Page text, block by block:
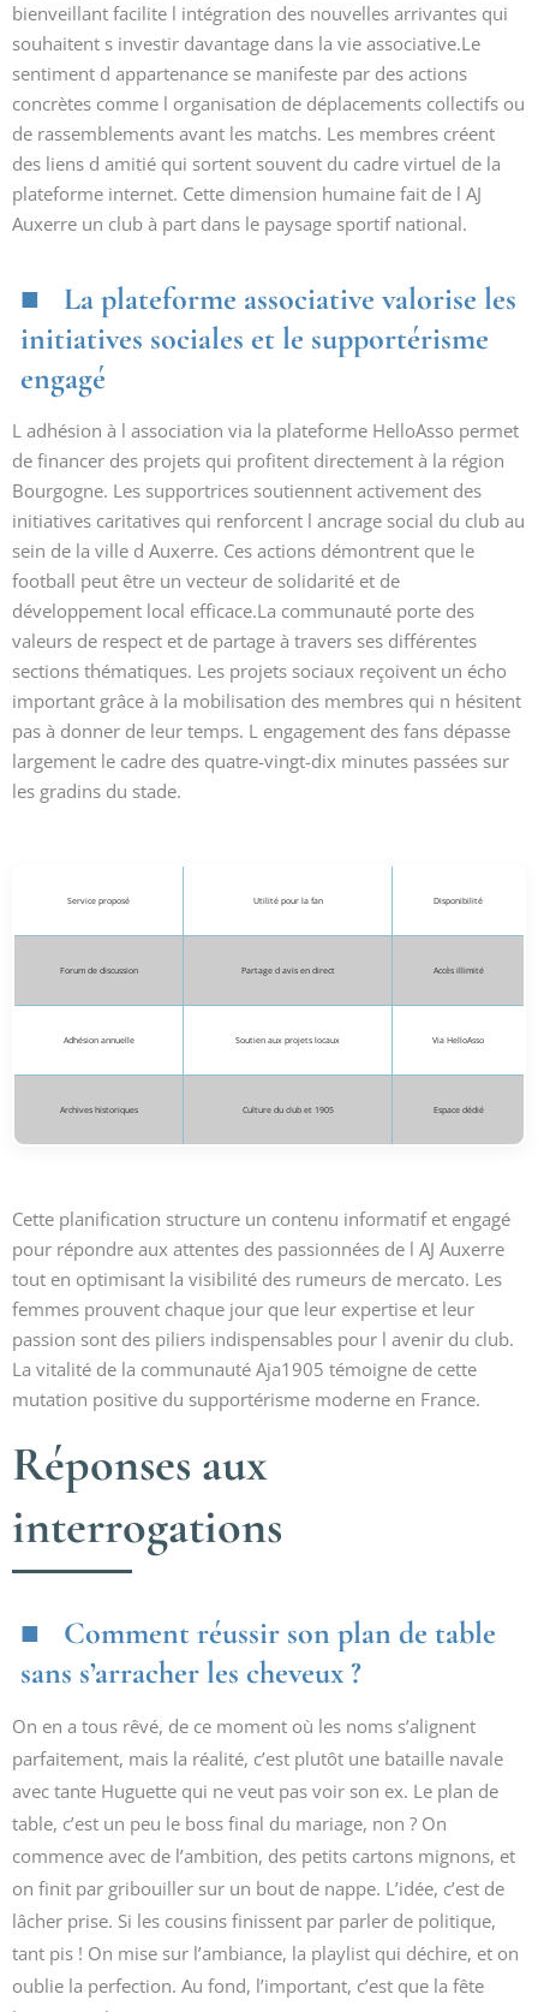
bienveillant facilite l intégration des nouvelles arrivantes qui
souhaitent s investir davantage dans la vie associative.Le
sentiment d appartenance se manifeste par des actions
concrètes comme l organisation de déplacements collectifs ou
de rassemblements avant les matchs. Les membres créent
des liens d amitié qui sortent souvent du cadre virtuel de la
plateforme internet. Cette dimension humaine fait de l AJ
Auxerre un club à part dans le paysage sportif national.
La plateforme associative valorise les
initiatives sociales et le supportérisme
engagé
L adhésion à l association via la plateforme HelloAsso permet
de financer des projets qui profitent directement à la région
Bourgogne. Les supportrices soutiennent activement des
initiatives caritatives qui renforcent l ancrage social du club au
sein de la ville d Auxerre. Ces actions démontrent que le
football peut être un vecteur de solidarité et de
développement local efficace.La communauté porte des
valeurs de respect et de partage à travers ses différentes
sections thématiques. Les projets sociaux reçoivent un écho
important grâce à la mobilisation des membres qui n hésitent
pas à donner de leur temps. L engagement des fans dépasse
largement le cadre des quatre-vingt-dix minutes passées sur
les gradins du stade.
Service proposé Utilité pour la fan Disponibilité
Forum de discussion Partage d avis en direct Accès illimité
Adhésion annuelle Soutien aux projets locaux Via HelloAsso
Archives historiques Culture du club et 1905 Espace dédié
Cette planification structure un contenu informatif et engagé
pour répondre aux attentes des passionnées de l AJ Auxerre
tout en optimisant la visibilité des rumeurs de mercato. Les
femmes prouvent chaque jour que leur expertise et leur
passion sont des piliers indispensables pour l avenir du club.
La vitalité de la communauté Aja1905 témoigne de cette
mutation positive du supportérisme moderne en France.
Réponses aux
interrogations
Comment réussir son plan de table
sans s’arracher les cheveux ?
On en a tous rêvé, de ce moment où les noms s’alignent
parfaitement, mais la réalité, c’est plutôt une bataille navale
avec tante Huguette qui ne veut pas voir son ex. Le plan de
table, c’est un peu le boss final du mariage, non ? On
commence avec de l’ambition, des petits cartons mignons, et
on finit par gribouiller sur un bout de nappe. L’idée, c’est de
lâcher prise. Si les cousins finissent par parler de politique,
tant pis ! On mise sur l’ambiance, la playlist qui déchire, et on
oublie la perfection. Au fond, l’important, c’est que la fête